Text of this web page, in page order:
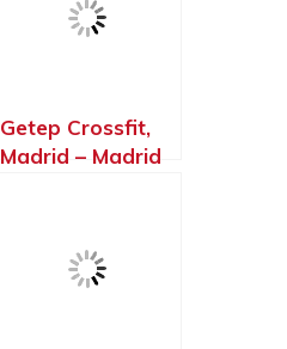
Getep Crossfit,
Madrid – Madrid